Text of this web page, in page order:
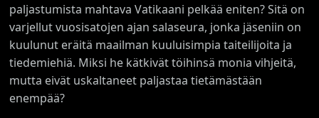
paljastumista mahtava Vatikaani pelkää eniten? Sitä on
varjellut vuosisatojen ajan salaseura, jonka jäseniin on
kuulunut eräitä maailman kuuluisimpia taiteilijoita ja
tiedemiehiä. Miksi he kätkivät töihinsä monia vihjeitä,
mutta eivät uskaltaneet paljastaa tietämästään
enempää?